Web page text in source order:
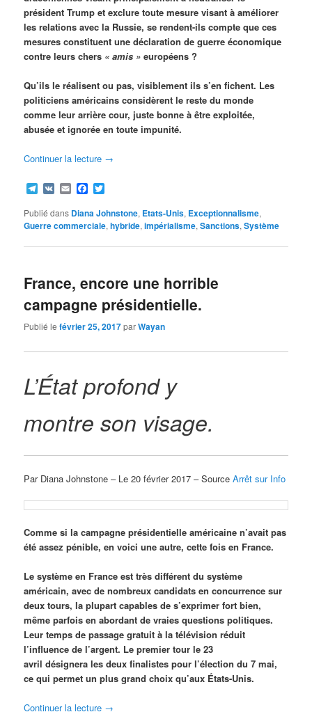
président Trump et exclure toute mesure visant à améliorer
les relations avec la Russie, se rendent-ils compte que ces
mesures constituent une déclaration de guerre économique
contre leurs chers « amis » européens ?
Qu’ils le réalisent ou pas, visiblement ils s’en fichent. Les
politiciens américains considèrent le reste du monde
comme leur arrière cour, juste bonne à être exploitée,
abusée et ignorée en toute impunité.
Continuer la lecture →
Telegram
VK EmailFacebook
Publié dans Diana Johnstone, Etats-Unis, Exceptionnalisme,
Guerre commerciale,hybride,impérialisme,Sanctions,Système
France, encore une horrible
campagne présidentielle.
Publié lefévrier 25, 2017parWayan
L’État profond y
montre son visage.
Par Diana Johnstone – Le 20 février 2017 – SourceArrêt sur Info
Comme si la campagne présidentielle américaine n’avait pas
été assez pénible, en voici une autre, cette fois en France.
Le système en France est très différent du système
américain, avec de nombreux candidats en concurrence sur
deux tours, la plupart capables de s’exprimer fort bien,
même parfois en abordant de vraies questions politiques.
Leur temps de passage gratuit à la télévision réduit
l’influence de l’argent. Le premier tour le 23
avril désignera les deux finalistes pour l’élection du 7 mai,
ce qui permet un plus grand choix qu’aux États-Unis.
Continuer la lecture →